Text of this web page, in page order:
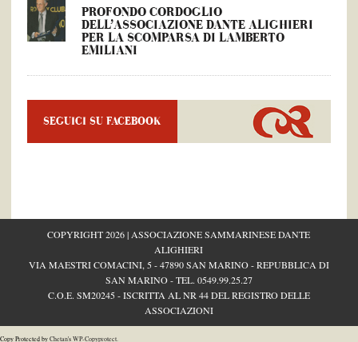
PROFONDO CORDOGLIO
DELL’ASSOCIAZIONE DANTE ALIGHIERI
PER LA SCOMPARSA DI LAMBERTO
EMILIANI
SEGUICI SU FACEBOOK
COPYRIGHT 2026 | ASSOCIAZIONE SAMMARINESE DANTE
ALIGHIERI
VIA MAESTRI COMACINI, 5 - 47890 SAN MARINO - REPUBBLICA DI
SAN MARINO - TEL. 0549.99.25.27
C.O.E. SM20245 - ISCRITTA AL NR 44 DEL REGISTRO DELLE
ASSOCIAZIONI
Copy Protected by Chetan's WP-Copyprotect.